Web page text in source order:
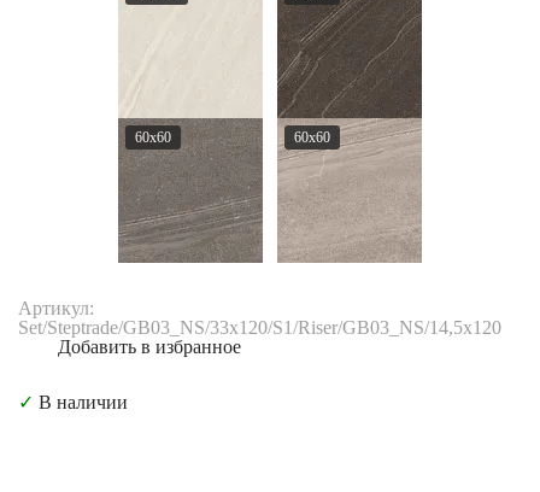
60x60 60x60
Артикул:
Set/Steptrade/GB03_NS/33x120/S1/Riser/GB03_NS/14,5x120
Добавить в избранное
✓ В наличии